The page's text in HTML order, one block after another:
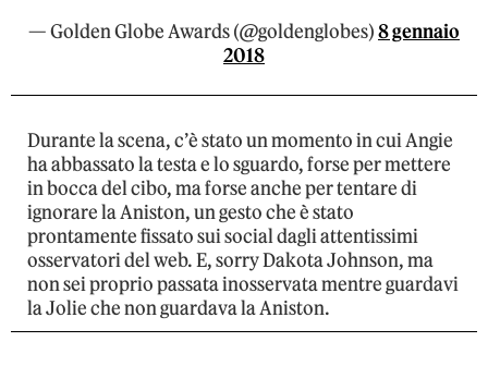
— Golden Globe Awards (@goldenglobes)8 gennaio
2018
Durante la scena, c’è stato un momento in cui Angie
ha abbassato la testa e lo sguardo, forse per mettere
in bocca del cibo, ma forse anche per tentare di
ignorare la Aniston, un gesto che è stato
prontamente fissato sui social dagli attentissimi
osservatori del web. E, sorry Dakota Johnson, ma
non sei proprio passata inosservata mentre guardavi
la Jolie che non guardava la Aniston.